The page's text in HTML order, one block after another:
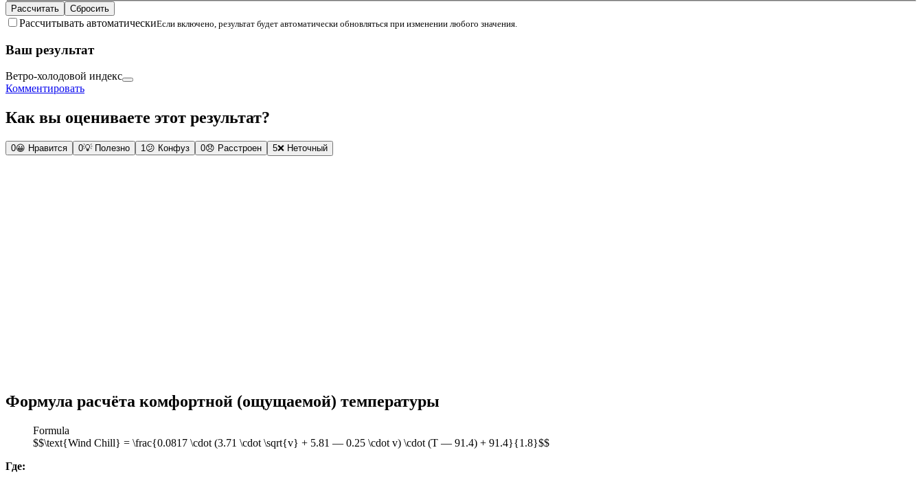
Рассчитать Сбросить
Рассчитывать автоматическиЕсли включено, результат будет автоматически обновляться при изменении любого значения.
Ваш результат
Ветро-холодовой индекс
Комментировать
Как вы оцениваете этот результат?
0😀 Нравится 0💡 Полезно 1😕 Конфуз 0😞 Расстроен 5❌ Неточный
Формула расчёта комфортной (ощущаемой) температуры
Formula
$$\text{Wind Chill} = \frac{0.0817 \cdot (3.71 \cdot \sqrt{v} + 5.81 — 0.25 \cdot v) \cdot (T — 91.4) + 91.4}{1.8}$$
Где: